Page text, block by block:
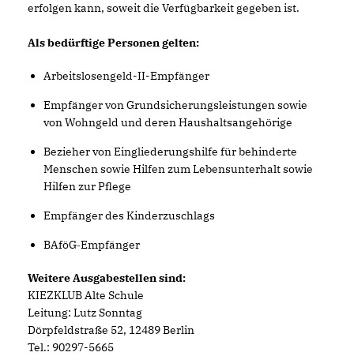
erfolgen kann, soweit die Verfügbarkeit gegeben ist.
Als bedürftige Personen gelten:
Arbeitslosengeld-II-Empfänger
Empfänger von Grundsicherungsleistungen sowie
von Wohngeld und deren Haushaltsangehörige
Bezieher von Eingliederungshilfe für behinderte
Menschen sowie Hilfen zum Lebensunterhalt sowie
Hilfen zur Pflege
Empfänger des Kinderzuschlags
BAföG-Empfänger
Weitere Ausgabestellen sind:
KIEZKLUB Alte Schule
Leitung: Lutz Sonntag
Dörpfeldstraße 52, 12489 Berlin
Tel.: 90297-5665